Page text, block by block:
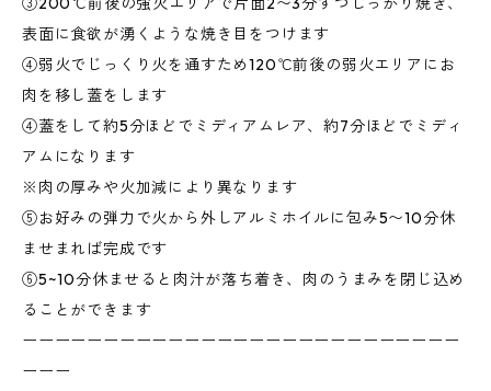
表面に食欲が湧くような焼き目をつけます
④弱火でじっくり火を通すため120℃前後の弱火エリアにお
肉を移し蓋をします
④蓋をして約5分ほどでミディアムレア、約7分ほどでミディ
アムになります
※肉の厚みや火加減により異なります
⑤お好みの弾力で火から外しアルミホイルに包み5〜10分休
ませまれば完成です
⑥5~10分休ませると肉汁が落ち着き、肉のうまみを閉じ込め
ることができます
ーーーーーーーーーーーーーーーーーーーーーーーーーーー
ーーー